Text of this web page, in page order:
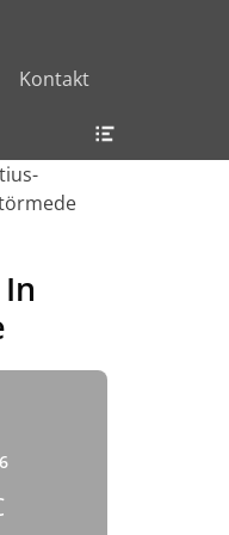
Kontakt